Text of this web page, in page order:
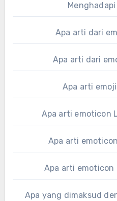
Menghadapi
Apa arti dari
Apa arti dari
Apa arti
Apa arti emoticon
Apa arti
Apa arti emoticon
Apa yang dimaksud